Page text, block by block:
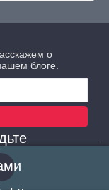
о
блоге.